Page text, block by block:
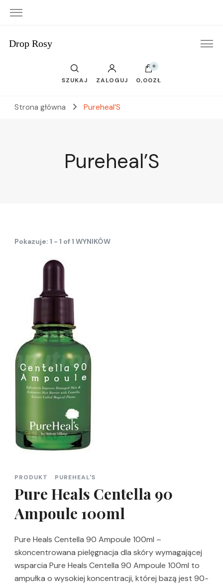
Drop Rosy
SZUKAJ ZALOGUJ
0
0,00ZŁ
Strona główna Pureheal’S
Pureheal’S
Pokazuje: 1 - 1 of 1 WYNIKÓW
PRODUKT PUREHEAL'S
Pure Heals Centella 90
Ampoule 100ml
Pure Heals Centella 90 Ampoule 100ml –
skoncentrowana pielęgnacja dla skóry wymagającej
wsparcia Pure Heals Centella 90 Ampoule 100ml to
ampułka o wysokiej koncentracji, której bazą jest 90-